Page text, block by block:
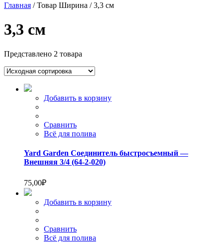
Главная / Товар Ширина / 3,3 см
3,3 см
Представлено 2 товара
Добавить в корзину
Сравнить
Всё для полива
Yard Garden Соединитель быстросъемный —
Внешняя 3/4 (64-2-020)
75,00₽
Добавить в корзину
Сравнить
Всё для полива